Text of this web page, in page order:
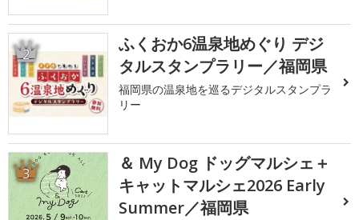
2
ふくおか6温泉地めぐり デジ
タルスタンプラリー／福岡県
福岡県の温泉地を巡るデジタルスタンプラ
リー
3
＆ My Dog ドッグマルシェ＋
キャットマルシェ2026 Early
Summer／福岡県